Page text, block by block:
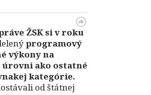
ŽSK si v roku
programový
výkony na
ako ostatné
kategórie.
od štátnej